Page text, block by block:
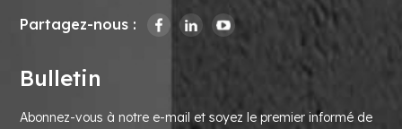
Partagez-nous :
Bulletin
Abonnez-vous à notre e-mail et soyez le premier informé de